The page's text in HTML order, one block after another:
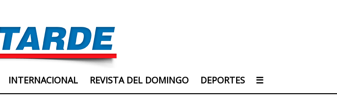
INTERNACIONAL REVISTA DEL DOMINGO DEPORTES ☰